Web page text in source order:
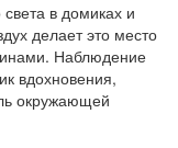
света в домиках и
делает это место
Наблюдение
вдохновения,
окружающей